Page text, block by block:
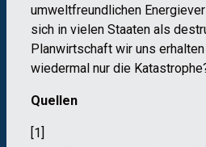
umweltfreundlichen
sich in vielen Staaten als
Planwirtschaft wir uns
wiedermal nur die
Quellen
[1]